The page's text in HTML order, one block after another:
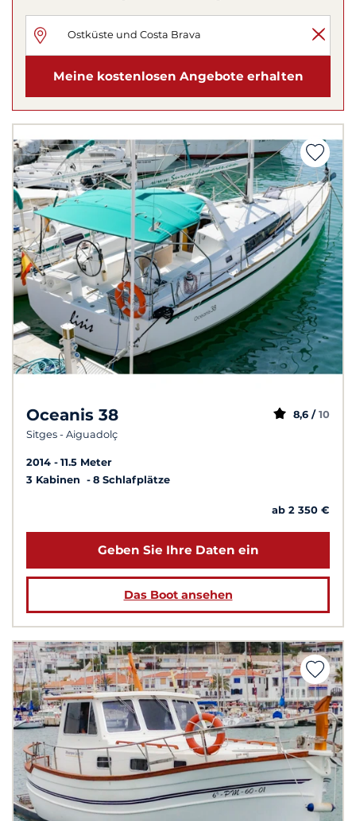
Meine kostenlosen Angebote erhalten
Oceanis 38
Sitges - Aiguadolç
8,6 / 10
2014
11.5 Meter
3 Kabinen
8 Schlafplätze
ab 2 350 €
Geben Sie Ihre Daten ein
Das Boot ansehen